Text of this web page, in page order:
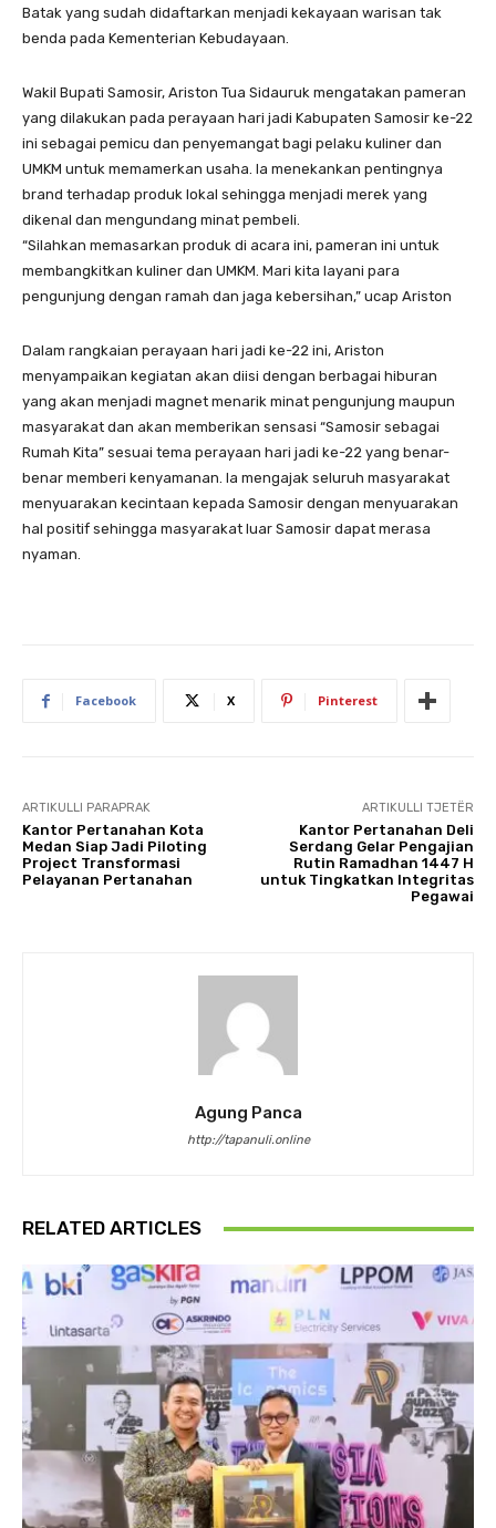
Batak yang sudah didaftarkan menjadi kekayaan warisan tak
benda pada Kementerian Kebudayaan.
Wakil Bupati Samosir, Ariston Tua Sidauruk mengatakan pameran
yang dilakukan pada perayaan hari jadi Kabupaten Samosir ke-22
ini sebagai pemicu dan penyemangat bagi pelaku kuliner dan
UMKM untuk memamerkan usaha. Ia menekankan pentingnya
brand terhadap produk lokal sehingga menjadi merek yang
dikenal dan mengundang minat pembeli.
“Silahkan memasarkan produk di acara ini, pameran ini untuk
membangkitkan kuliner dan UMKM. Mari kita layani para
pengunjung dengan ramah dan jaga kebersihan,” ucap Ariston
Dalam rangkaian perayaan hari jadi ke-22 ini, Ariston
menyampaikan kegiatan akan diisi dengan berbagai hiburan
yang akan menjadi magnet menarik minat pengunjung maupun
masyarakat dan akan memberikan sensasi “Samosir sebagai
Rumah Kita” sesuai tema perayaan hari jadi ke-22 yang benar-
benar memberi kenyamanan. Ia mengajak seluruh masyarakat
menyuarakan kecintaan kepada Samosir dengan menyuarakan
hal positif sehingga masyarakat luar Samosir dapat merasa
nyaman.
Facebook X Pinterest
ARTIKULLI PARAPRAK
Kantor Pertanahan Kota
Medan Siap Jadi Piloting
Project Transformasi
Pelayanan Pertanahan
ARTIKULLI TJETËR
Kantor Pertanahan Deli
Serdang Gelar Pengajian
Rutin Ramadhan 1447 H
untuk Tingkatkan Integritas
Pegawai
Agung Panca
http://tapanuli.online
RELATED ARTICLES